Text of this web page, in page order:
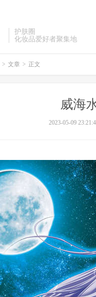
护肤圈
化妆品爱好者聚集地
> 文章 > 正文
威海
2023-05-09